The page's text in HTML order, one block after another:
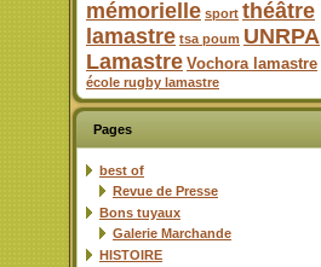
mémorielle sport théâtre
lamastre tsa poum UNRPA
Lamastre Vochora lamastre
école rugby lamastre
Pages
best of
Revue de Presse
Bons tuyaux
Galerie Marchande
HISTOIRE